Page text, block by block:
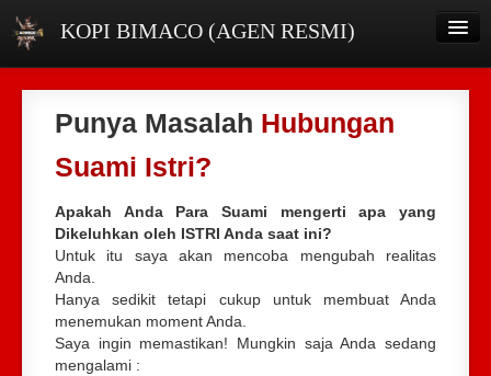
KOPI BIMACO (AGEN RESMI)
DISTRIBUTOR
INFO PRODUK
TESTIMONI
ORDER
Punya Masalah Hubungan
Suami Istri?
Apakah Anda Para Suami mengerti apa yang
Dikeluhkan oleh ISTRI Anda saat ini?
Untuk itu saya akan mencoba mengubah realitas
Anda.
Hanya sedikit tetapi cukup untuk membuat Anda
menemukan moment Anda.
Saya ingin memastikan! Mungkin saja Anda sedang
mengalami :